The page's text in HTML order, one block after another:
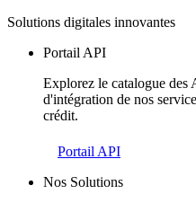
Solutions digitales innovantes
Portail API
Explorez le catalogue des
d'intégration de nos
crédit.
Portail API
Nos Solutions